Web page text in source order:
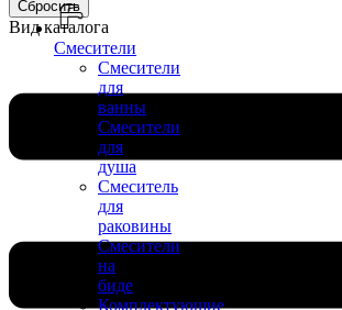
Смесители
Смесители
для
ванны
Смесители
для
душа
Смеситель
для
раковины
Смесители
на
биде
Комплектующие
Вид каталога